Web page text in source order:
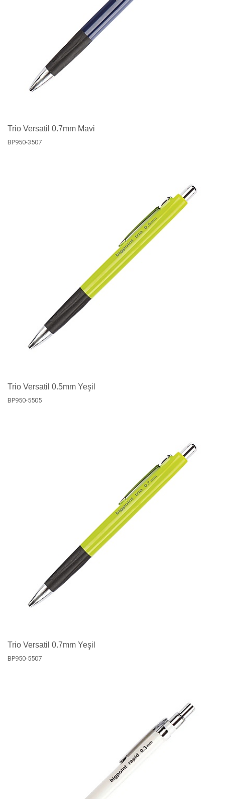
Trio Versatil 0.7mm Mavi
BP950-3507
Trio Versatil 0.5mm Yeşil
BP950-5505
Trio Versatil 0.7mm Yeşil
BP950-5507